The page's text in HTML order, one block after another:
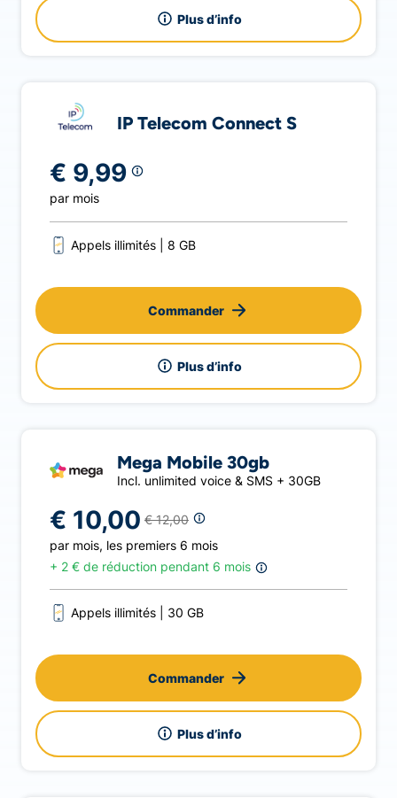
Plus d’info
IP Telecom Connect S
€ 9,99
par mois
Appels illimités 8 GB
Plus d’info
Commander
Mega Mobile 30gb
Incl. unlimited voice & SMS + 30GB
€ 10,00 € 12,00
par mois, les premiers 6 mois
+ 2 € de réduction pendant 6 mois
Appels illimités 30 GB
Plus d’info
Commander